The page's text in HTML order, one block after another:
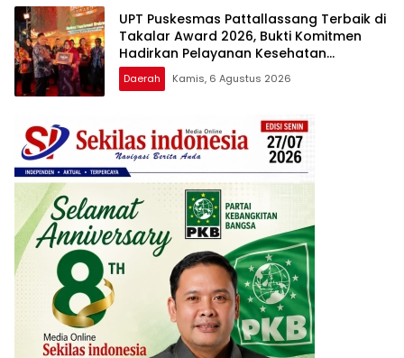
UPT Puskesmas Pattallassang Terbaik di
Takalar Award 2026, Bukti Komitmen
Hadirkan Pelayanan Kesehatan
Berkualitas
Daerah Kamis, 6 Agustus 2026